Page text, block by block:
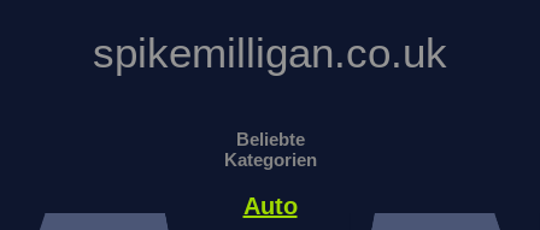
spikemilligan.co.uk
Beliebte
Kategorien
Auto